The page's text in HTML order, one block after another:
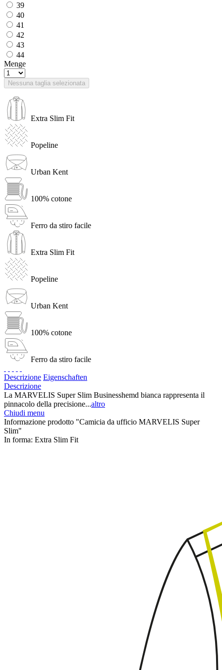
39
40
41
42
43
44
Menge
Nessuna taglia selezionata
Extra Slim Fit
Popeline
Urban Kent
100% cotone
Ferro da stiro facile
Extra Slim Fit
Popeline
Urban Kent
100% cotone
Ferro da stiro facile
Descrizione Eigenschaften
Descrizione
La MARVELIS Super Slim Businesshemd bianca rappresenta il
pinnacolo della precisione...altro
Chiudi menu
Informazione prodotto "Camicia da ufficio MARVELIS Super
Slim"
In forma: Extra Slim Fit